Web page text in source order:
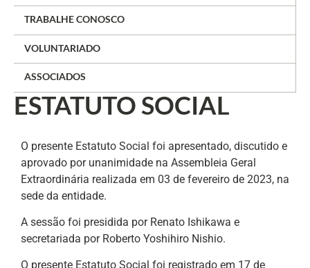
TRABALHE CONOSCO
VOLUNTARIADO
ASSOCIADOS
ESTATUTO SOCIAL
O presente Estatuto Social foi apresentado, discutido e
aprovado por unanimidade na Assembleia Geral
Extraordinária realizada em 03 de fevereiro de 2023, na
sede da entidade.
A sessão foi presidida por Renato Ishikawa e
secretariada por Roberto Yoshihiro Nishio.
O presente Estatuto Social foi registrado em 17 de